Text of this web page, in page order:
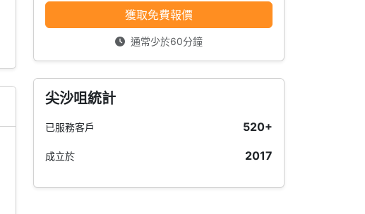
獲取免費報價
通常少於60分鐘
尖沙咀統計
已服務客戶 520+
成立於 2017